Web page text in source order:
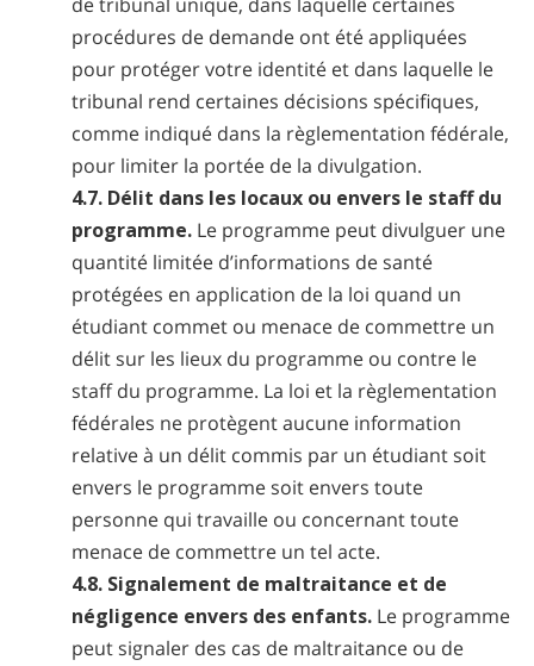
procédures de demande ont été appliquées
pour protéger votre identité et dans laquelle le
tribunal rend certaines décisions spécifiques,
comme indiqué dans la règlementation fédérale,
pour limiter la portée de la divulgation.
4.7. Délit dans les locaux ou envers le staff du
programme. Le programme peut divulguer une
quantité limitée d’informations de santé
protégées en application de la loi quand un
étudiant commet ou menace de commettre un
délit sur les lieux du programme ou contre le
staff du programme. La loi et la règlementation
fédérales ne protègent aucune information
relative à un délit commis par un étudiant soit
envers le programme soit envers toute
personne qui travaille ou concernant toute
menace de commettre un tel acte.
4.8. Signalement de maltraitance et de
négligence envers des enfants. Le programme
peut signaler des cas de maltraitance ou de